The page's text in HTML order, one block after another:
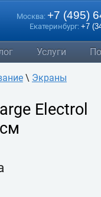
Москва: +7 (495)
Екатеринбург: +7
Услуги
\ Экраны
Electrol